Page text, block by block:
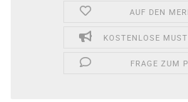
AUF DEN
KOSTENLOSE
FRAGE ZUM